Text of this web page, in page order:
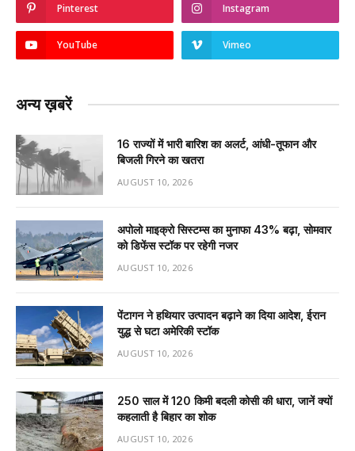
Pinterest Instagram
YouTube Vimeo
अन्य ख़बरें
16 राज्यों में भारी बारिश का अलर्ट, आंधी-तूफान और
बिजली गिरने का खतरा
AUGUST 10, 2026
अपोलो माइक्रो सिस्टम्स का मुनाफा 43% बढ़ा, सोमवार
को डिफेंस स्टॉक पर रहेगी नजर
AUGUST 10, 2026
पेंटागन ने हथियार उत्पादन बढ़ाने का दिया आदेश, ईरान
युद्ध से घटा अमेरिकी स्टॉक
AUGUST 10, 2026
250 साल में 120 किमी बदली कोसी की धारा, जानें क्यों
कहलाती है बिहार का शोक
AUGUST 10, 2026